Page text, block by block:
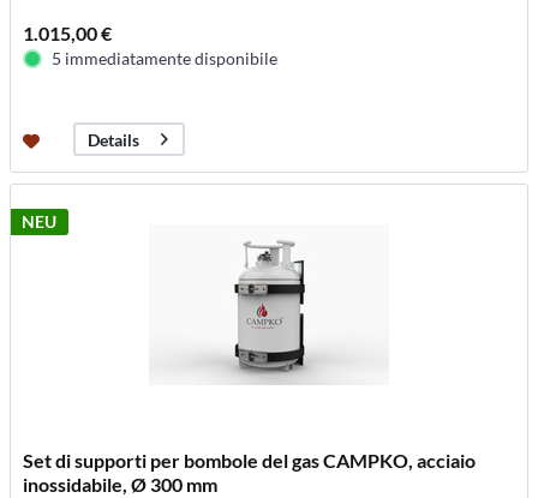
1.015,00 €
5 immediatamente disponibile
Details
NEU
Set di supporti per bombole del gas CAMPKO, acciaio
inossidabile, Ø 300 mm